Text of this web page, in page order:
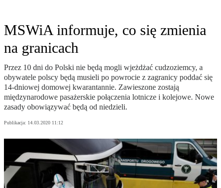
MSWiA informuje, co się zmienia
na granicach
Przez 10 dni do Polski nie będą mogli wjeżdżać cudzoziemcy, a
obywatele polscy będą musieli po powrocie z zagranicy poddać się
14-dniowej domowej kwarantannie. Zawieszone zostają
międzynarodowe pasażerskie połączenia lotnicze i kolejowe. Nowe
zasady obowiązywać będą od niedzieli.
Publikacja: 14.03.2020 11:12